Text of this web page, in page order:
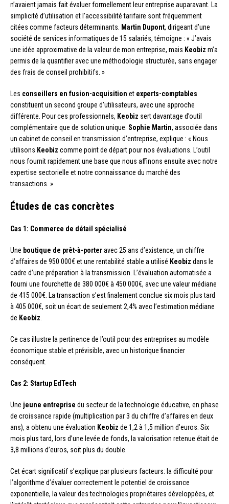
n’avaient jamais fait évaluer formellement leur entreprise auparavant. La
simplicité d’utilisation et l’accessibilité tarifaire sont fréquemment
citées comme facteurs déterminants.
Martin Dupont, dirigeant d’une
société de services informatiques de 15 salariés, témoigne : « J’avais
une idée approximative de la valeur de mon entreprise, mais Keobiz m’a
permis de la quantifier avec une méthodologie structurée, sans engager
des frais de conseil prohibitifs. »
Les conseillers en fusion-acquisition et experts-comptables
constituent un second groupe d’utilisateurs, avec une approche
différente. Pour ces professionnels, Keobiz sert davantage d’outil
complémentaire que de solution unique. Sophie Martin, associée dans
un cabinet de conseil en transmission d’entreprise, explique : « Nous
utilisons Keobiz comme point de départ pour nos évaluations. L’outil
nous fournit rapidement une base que nous affinons ensuite avec notre
expertise sectorielle et notre connaissance du marché des
transactions. »
Études de cas concrètes
Cas 1: Commerce de détail spécialisé
Une boutique de prêt-à-porteravec 25 ans d’existence, un chiffre
d’affaires de 950 000€ et une rentabilité stable a utilisé Keobiz dans le
cadre d’une préparation à la transmission. L’évaluation automatisée a
fourni une fourchette de 380 000€ à 450 000€, avec une valeur médiane
de 415 000€. La transaction s’est finalement conclue six mois plus tard
à 405 000€, soit un écart de seulement 2,4% avec l’estimation médiane
de Keobiz
Ce cas illustre la pertinence de l’outil pour des entreprises au modèle
économique stable et prévisible, avec un historique financier
conséquent.
Cas 2: Startup EdTech
Une jeune entreprise du secteur de la technologie éducative, en phase
de croissance rapide (multiplication par 3 du chiffre d’affaires en deux
ans), a obtenu une évaluation Keobiz de 1,2 à 1,5 million d’euros. Six
mois plus tard, lors d’une levée de fonds, la valorisation retenue était de
3,8 millions d’euros, soit plus du double.
Cet écart significatif s’explique par plusieurs facteurs: la difficulté pour
l’algorithme d’évaluer correctement le potentiel de croissance
exponentielle, la valeur des technologies propriétaires développées, et